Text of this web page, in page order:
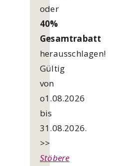
oder
40%
Gesamtrabatt
herausschlagen!
Gültig
von
o1.08.2026
bis
31.08.2026.
>>
Stöbere